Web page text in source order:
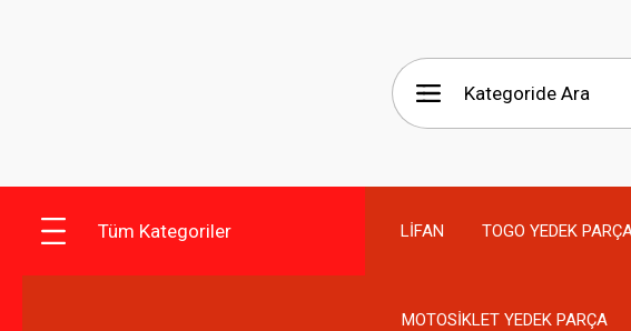
Tüm Kategoriler LİFAN TOGO YEDEK
MOTOSİKLET YEDEK PARÇA